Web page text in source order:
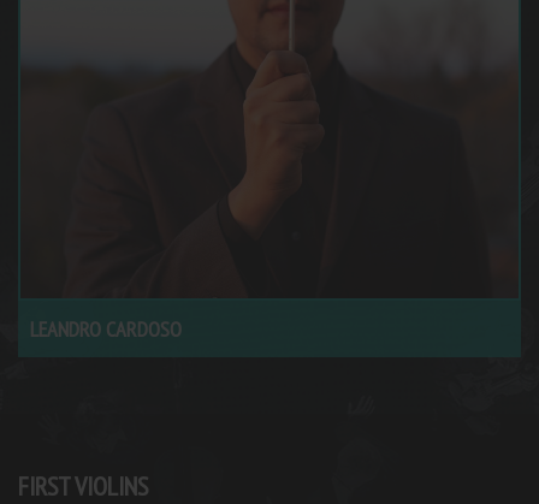
LEANDRO CARDOSO
FIRST VIOLINS